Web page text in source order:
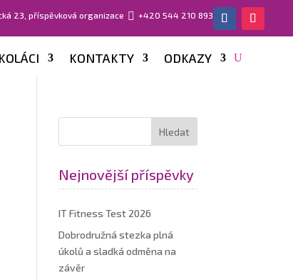
23, příspěvková organizace  +420 544 210 893
KONTAKTY ODKAZY
Nejnovější příspěvky
IT Fitness Test 2026
Dobrodružná stezka plná
úkolů a sladká odměna na
závěr